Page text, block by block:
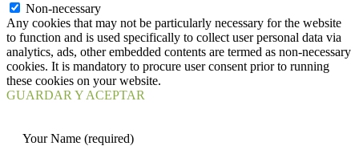
Non-necessary
Any cookies that may not be particularly necessary for the website
to function and is used specifically to collect user personal data via
analytics, ads, other embedded contents are termed as non-necessary
cookies. It is mandatory to procure user consent prior to running
these cookies on your website.
GUARDAR Y ACEPTAR
Your Name (required)